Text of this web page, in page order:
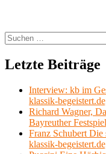
Suchen
nach:
Letzte Beiträge
Interview: kb im
klassik-
Richard Wagner,
Bayreuther
Franz Schubert
klassik-